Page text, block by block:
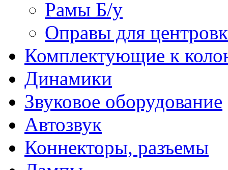
Рамы Б/у
Оправы для
Комплектующие к
Динамики
Звуковое оборудование
Автозвук
Коннекторы, разъемы